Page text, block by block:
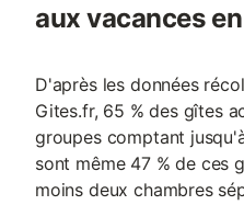
aux vacances
D'après les données
Gites.fr, 65 % des gîtes
groupes comptant
sont même 47 % de ces
moins deux chambres